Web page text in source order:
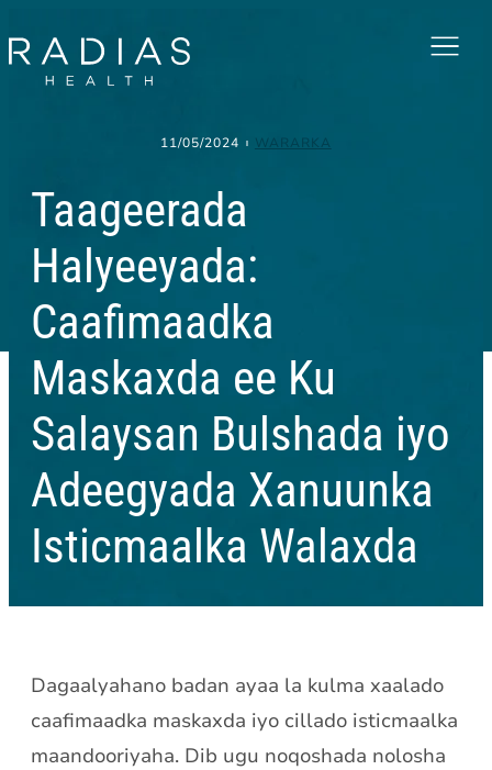
Menu
11/05/2024 WARARKA
Taageerada
Halyeeyada:
Caafimaadka
Maskaxda ee Ku
Salaysan Bulshada iyo
Adeegyada Xanuunka
Isticmaalka Walaxda
Dagaalyahano badan ayaa la kulma xaalado
caafimaadka maskaxda iyo cillado isticmaalka
maandooriyaha. Dib ugu noqoshada nolosha